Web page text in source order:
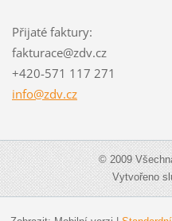
Přijaté faktury:
fakturace@zdv.cz
+420-571 117 271
info@zdv.cz
© 2009
Vytvořeno